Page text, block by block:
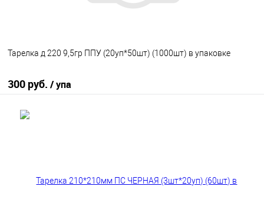
Тарелка д 220 9,5гр ППУ (20уп*50шт) (1000шт) в упаковке
300 руб. / упа